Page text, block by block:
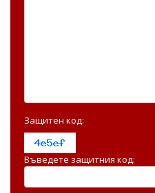
Защитен код:
Въведете защитния код: